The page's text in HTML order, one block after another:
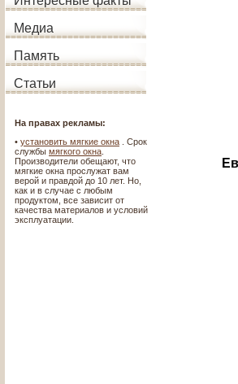
Медиа
Память
Статьи
На правах рекламы:
• установить мягкие окна . Срок
службы мягкого окна
Производители обещают, что
мягкие окна прослужат вам
верой и правдой до 10 лет. Но,
как и в случае с любым
продуктом, все зависит от
качества материалов и условий
эксплуатации.